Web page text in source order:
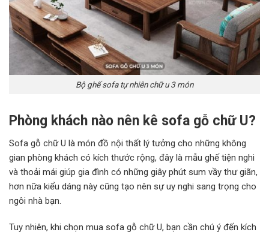
Bộ ghế sofa tự nhiên chữ u 3 món
Phòng khách nào nên kê sofa gỗ chữ U?
Sofa gỗ chữ U là món đồ nội thất lý tưởng cho những không
gian phòng khách có kích thước rộng, đây là mẫu ghế tiện nghi
và thoải mái giúp gia đình có những giây phút sum vầy thư giãn,
hơn nữa kiểu dáng này cũng tạo nên sự uy nghi sang trọng cho
ngôi nhà bạn.
Tuy nhiên, khi chọn mua sofa gỗ chữ U, bạn cần chú ý đến kích